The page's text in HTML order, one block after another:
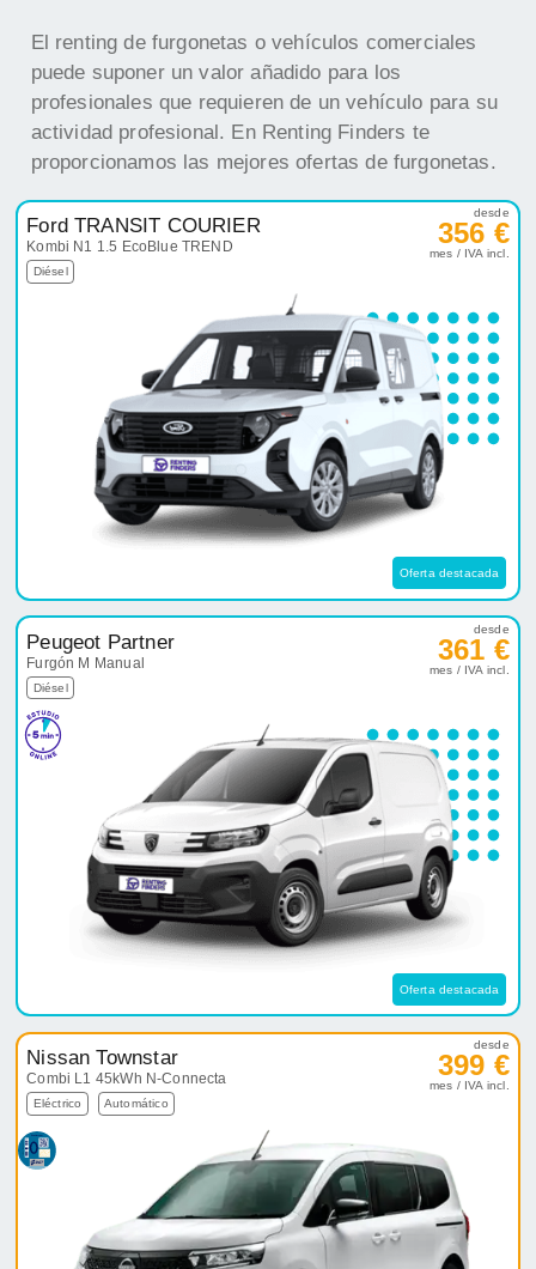
El renting de furgonetas o vehículos comerciales
puede suponer un valor añadido para los
profesionales que requieren de un vehículo para su
actividad profesional. En Renting Finders te
proporcionamos las mejores ofertas de furgonetas.
Ford TRANSIT COURIER
Kombi N1 1.5 EcoBlue TREND
Diésel
desde
356 €
mes / IVA incl.
Oferta destacada
Peugeot Partner
Furgón M Manual
Diésel
desde
361 €
mes / IVA incl.
Oferta destacada
Nissan Townstar
Combi L1 45kWh N-Connecta
Eléctrico Automático
desde
399 €
mes / IVA incl.